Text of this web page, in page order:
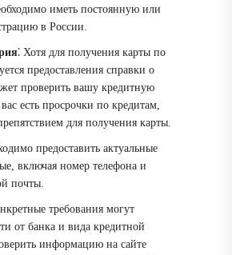
иметь постоянную или
в России.
⁚ Хотя для получения карты по
предоставления справки о
проверить вашу кредитную
есть просрочки по кредитам,
для получения карты.
предоставить актуальные
включая номер телефона и
почты.
требования могут
от банка и вида кредитной
информацию на сайте